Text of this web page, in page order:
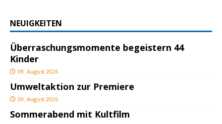
NEUIGKEITEN
Überraschungsmomente begeistern 44
Kinder
09. August 2026
Umweltaktion zur Premiere
09. August 2026
Sommerabend mit Kultfilm